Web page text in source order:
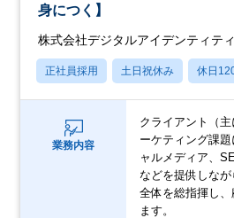
身につく】
株式会社デジタルアイデンティティ
正社員採用 土日祝休み 休日
業務内容
クライアント（
ーケティング課
ャルメディア、
などを提供しな
全体を総指揮し
ます。